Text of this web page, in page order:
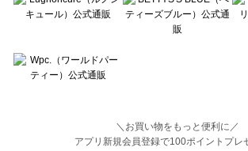
＼お買い物をもっと便利に／
アプリ新規会員登録で100ポイントプレ